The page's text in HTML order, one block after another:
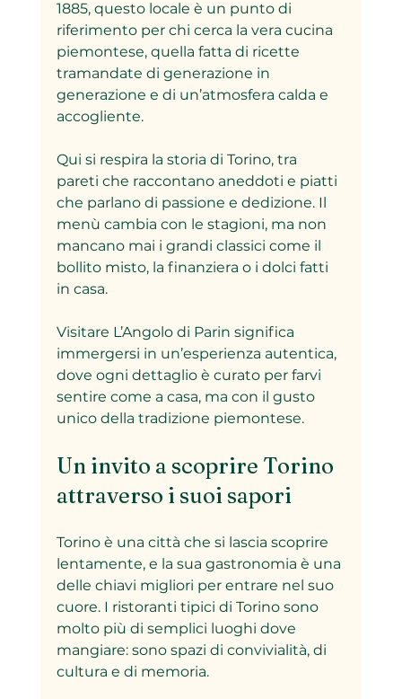
1885, questo locale è un punto di
riferimento per chi cerca la vera cucina
piemontese, quella fatta di ricette
tramandate di generazione in
generazione e di un’atmosfera calda e
accogliente.
Qui si respira la storia di Torino, tra
pareti che raccontano aneddoti e piatti
che parlano di passione e dedizione. Il
menù cambia con le stagioni, ma non
mancano mai i grandi classici come il
bollito misto, la finanziera o i dolci fatti
in casa.
Visitare L’Angolo di Parin significa
immergersi in un’esperienza autentica,
dove ogni dettaglio è curato per farvi
sentire come a casa, ma con il gusto
unico della tradizione piemontese.
Un invito a scoprire Torino
attraverso i suoi sapori
Torino è una città che si lascia scoprire
lentamente, e la sua gastronomia è una
delle chiavi migliori per entrare nel suo
cuore. I ristoranti tipici di Torino sono
molto più di semplici luoghi dove
mangiare: sono spazi di convivialità, di
cultura e di memoria.